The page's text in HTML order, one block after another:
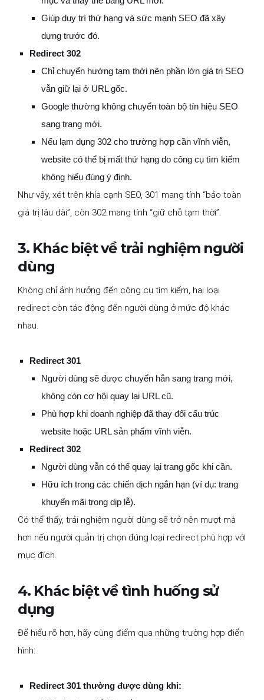
Giúp duy trì thứ hạng và sức mạnh SEO đã xây
dựng trước đó.
Redirect 302
Chỉ chuyển hướng tạm thời nên phần lớn giá trị SEO
vẫn giữ lại ở URL gốc.
Google thường không chuyển toàn bộ tín hiệu SEO
sang trang mới.
Nếu lạm dụng 302 cho trường hợp cần vĩnh viễn,
website có thể bị mất thứ hạng do công cụ tìm kiếm
không hiểu đúng ý định.
Như vậy, xét trên khía cạnh SEO, 301 mang tính “bảo toàn
giá trị lâu dài”, còn 302 mang tính “giữ chỗ tạm thời”.
3. Khác biệt về trải nghiệm người
dùng
Không chỉ ảnh hưởng đến công cụ tìm kiếm, hai loại
redirect còn tác động đến người dùng ở mức độ khác
nhau.
Redirect 301
Người dùng sẽ được chuyển hẳn sang trang mới,
không còn cơ hội quay lại URL cũ.
Phù hợp khi doanh nghiệp đã thay đổi cấu trúc
website hoặc URL sản phẩm vĩnh viễn.
Redirect 302
Người dùng vẫn có thể quay lại trang gốc khi cần.
Hữu ích trong các chiến dịch ngắn hạn (ví dụ: trang
khuyến mãi trong dịp lễ).
Có thể thấy, trải nghiệm người dùng sẽ trở nên mượt mà
hơn nếu người quản trị chọn đúng loại redirect phù hợp với
mục đích.
4. Khác biệt về tình huống sử
dụng
Để hiểu rõ hơn, hãy cùng điểm qua những trường hợp điển
hình:
Redirect 301 thường được dùng khi: